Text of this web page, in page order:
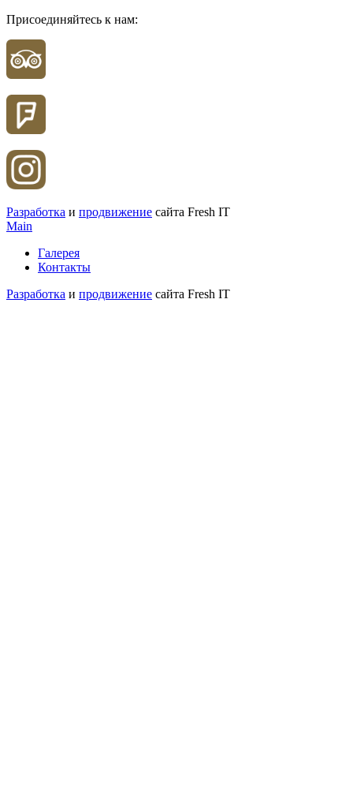
Присоединяйтесь к нам:
Разработка и продвижение сайта Fresh IT
Main
Галерея
Контакты
Разработка и продвижение сайта Fresh IT